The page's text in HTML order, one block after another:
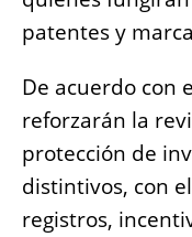
patentes y
De acuerdo con
reforzarán la
protección de
distintivos, con
registros,